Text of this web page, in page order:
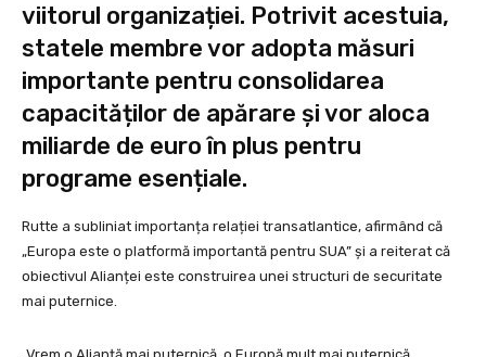
viitorul organizației. Potrivit acestuia,
statele membre vor adopta măsuri
importante pentru consolidarea
capacităților de apărare și vor aloca
miliarde de euro în plus pentru
programe esențiale.
Rutte a subliniat importanța relației transatlantice, afirmând că
„Europa este o platformă importantă pentru SUA” și a reiterat că
obiectivul Alianței este construirea unei structuri de securitate
mai puternice.